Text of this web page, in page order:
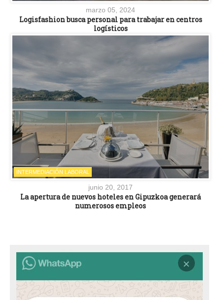
marzo 05, 2024
Logisfashion busca personal para trabajar en centros
logísticos
INTERMEDIACIÓN LABORAL
junio 20, 2017
La apertura de nuevos hoteles en Gipuzkoa generará
numerosos empleos